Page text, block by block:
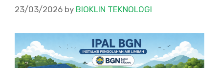
23/03/2026 by BIOKLIN TEKNOLOGI